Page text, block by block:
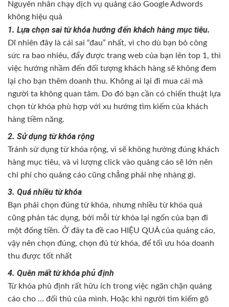
Nguyên nhân chạy dịch vụ quảng cáo Google Adwords
không hiệu quả
1. Lựa chọn sai từ khóa hướng đến khách hàng mục tiêu.
Dĩ nhiên đây là cái sai “đau” nhất, vì cho dù bạn bỏ công
sức ra bao nhiêu, đẩy được trang web của bạn lên top 1, thì
việc hướng nhầm đến đối tượng khách hàng sẽ không đem
lại cho bạn thêm doanh thu. Không ai lại đi mua cái mà
người ta không quan tâm. Do đó bạn cần có chiến thuật lựa
chọn từ khóa phù hợp với xu hướng tìm kiếm của khách
hàng tiềm năng.
2. Sử dụng từ khóa rộng
Tránh sử dụng từ khóa rộng, vì sẽ không hướng đúng khách
hàng mục tiêu, và vì lượng click vào quảng cáo sẽ lớn nên
chi phí cho quảng cáo cũng chẳng phải nhẹ nhàng gì.
3. Quá nhiều từ khóa
Bạn phải chọn đúng từ khóa, nhưng nhiều từ khóa quá
cũng phản tác dụng, bởi mỗi từ khóa lại ngốn của bạn đi
một đống tiền. Ở đây ta đề cao HIỆU QUẢ của quảng cáo,
vậy nên chọn đúng, chọn đủ từ khóa, để tối ưu hóa doanh
thu được tốt nhất
4. Quên mất từ khóa phủ định
Từ khóa phủ định rất hữu ích trong việc ngăn chặn quảng
cáo cho … đối thủ của mình. Hoặc khi người tìm kiếm gõ